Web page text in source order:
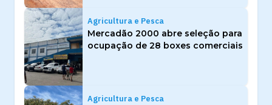
Agricultura e Pesca
Mercadão 2000 abre seleção para
ocupação de 28 boxes comerciais
Agricultura e Pesca